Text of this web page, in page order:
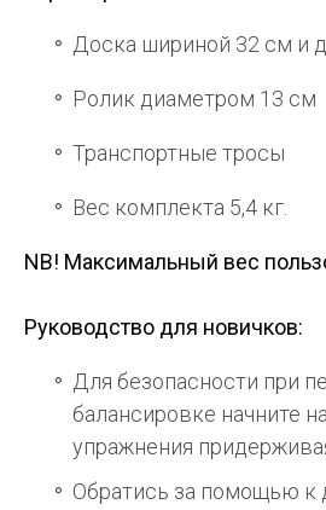
Доска шириной 32 см и
Ролик диаметром 13 см
Транспортные тросы
Вес комплекта 5,4 кг.
NB! Максимальный вес
Руководство для новичков:
Для безопасности при
балансировке начните
упражнения
Обратись за помощью к